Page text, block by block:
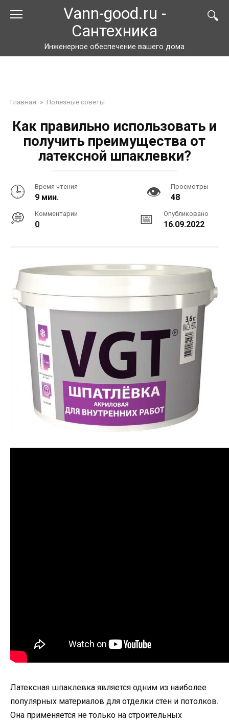
Vann-good.ru -
Сантехника
Инженерное обеспечение вашего дома
Главная » Полезные советы
Как правильно использовать и
получить преимущества от
латексной шпаклевки?
Время чтения
9 мин.
Просмотры
48
Комментарии
0
Опубликовано
16.09.2022
Латексная шпаклевка является одним из наиболее
популярных материалов для отделки стен и потолков.
Она применяется не только на строительных